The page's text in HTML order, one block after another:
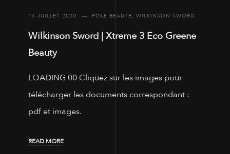
14 JUILLET 2020 PÔLE BEAUTÉ, WILKINSON SWORD
Wilkinson Sword | Xtreme 3 Eco Greene
Beauty
LOADING 00 Cliquez sur les images pour
télécharger les documents correspondant :
pdf et images.
READ MORE